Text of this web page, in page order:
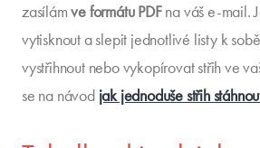
zasílámve formátu PDFna váš e-mail.
vytisknout a slepit jednotlivé listy k
vystřihnout nebo vykopírovat střih ve
se na návod jak jednoduše střih